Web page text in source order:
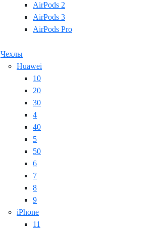
AirPods 2
AirPods 3
AirPods Pro
Чехлы
Huawei
10
20
30
4
40
5
50
6
7
8
9
iPhone
11